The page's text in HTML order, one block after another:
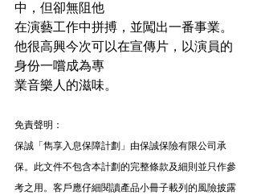
中，但卻無阻他
在演藝工作中拼搏，並闖出一番事業。
他很高興今次可以在宣傳片，以演員的
身份一嚐成為專
業音樂人的滋味。
免責聲明：
保誠「雋享入息保障計劃」由保誠保險有限公司承
保。此文件不包含本計劃的完整條款及細則並只作參
考之用。客戶應仔細閱讀產品小冊子載列的風險披露